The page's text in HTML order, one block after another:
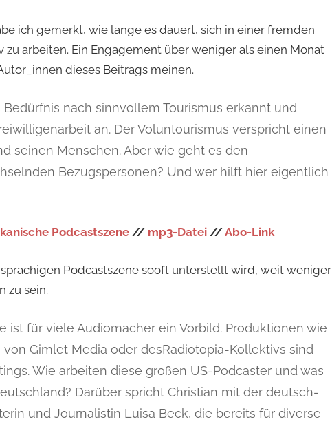
ich gemerkt, wie lange es dauert, sich in einer fremden
arbeiten. Ein Engagement über weniger als einen Monat
dieses Beitrags meinen.
nach sinnvollem Tourismus erkannt und
an. Der Voluntourismus verspricht einen
seinen Menschen. Aber wie geht es den
Bezugspersonen? Und wer hilft hier eigentlich
Podcastszene// mp3-Datei//Abo-Link
Podcastszene sooft unterstellt wird, weit weniger
zu sein.
ist für viele Audiomacher ein Vorbild. Produktionen wie
von Gimlet Media oder desRadiotopia-Kollektivs sind
Wie arbeiten diese großen US-Podcaster und was
Darüber spricht Christian mit der deutsch-
und Journalistin Luisa Beck, die bereits für diverse